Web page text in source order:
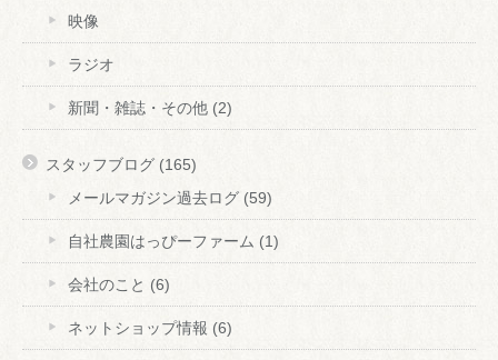
映像
ラジオ
新聞・雑誌・その他 (2)
スタッフブログ (165)
メールマガジン過去ログ (59)
自社農園はっぴーファーム (1)
会社のこと (6)
ネットショップ情報 (6)